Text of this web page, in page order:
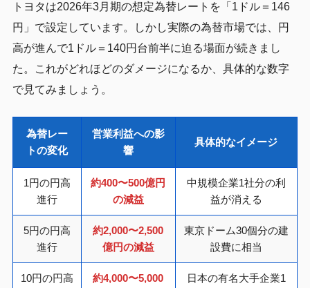
トヨタは2026年3月期の想定為替レートを「1ドル＝146
円」で設定しています。しかし実際の為替市場では、円
高が進んで1ドル＝140円台前半に迫る場面が続きまし
た。これがどれほどのダメージになるか、具体的な数字
で見てみましょう。
為替レー
トの変化
営業利益への影
響
具体的なイメージ
1円の円高
進行
約400〜500億円
の減益
中規模企業1社分の利
益が消える
5円の円高
進行
約2,000〜2,500
億円の減益
東京ドーム30個分の建
設費に相当
10円の円高
約4,000〜5,000
日本の有名大手企業1